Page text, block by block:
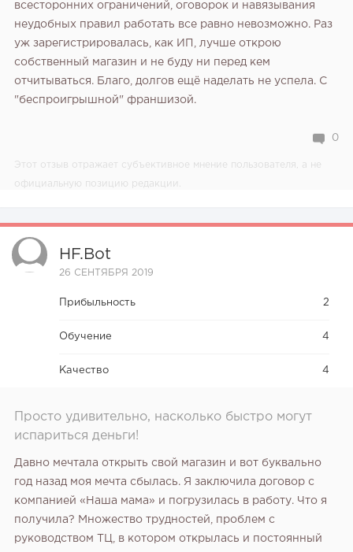
всесторонних ограничений, оговорок и навязывания
неудобных правил работать все равно невозможно. Раз
уж зарегистрировалась, как ИП, лучше открою
собственный магазин и не буду ни перед кем
отчитываться. Благо, долгов ещё наделать не успела. С
"беспроигрышной" франшизой.
0
Этот отзыв отражает субъективное мнение пользователя, а не
официальную позицию редакции.
HF.bot
26 СЕНТЯБРЯ 2019
Прибыльность 2
Обучение 4
Качество 4
Просто удивительно, насколько быстро могут
испариться деньги!
Давно мечтала открыть свой магазин и вот буквально
год назад моя мечта сбылась. Я заключила договор с
компанией «Наша мама» и погрузилась в работу. Что я
получила? Множество трудностей, проблем с
руководством ТЦ, в котором открылась и постоянный